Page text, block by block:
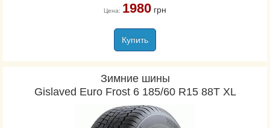
Цена: 1980грн
Купить
Зимние шины
Gislaved Euro Frost 6 185/60 R15 88T XL